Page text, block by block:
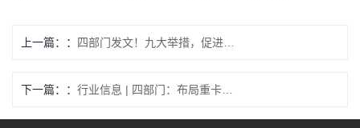
上一篇：
下一篇：